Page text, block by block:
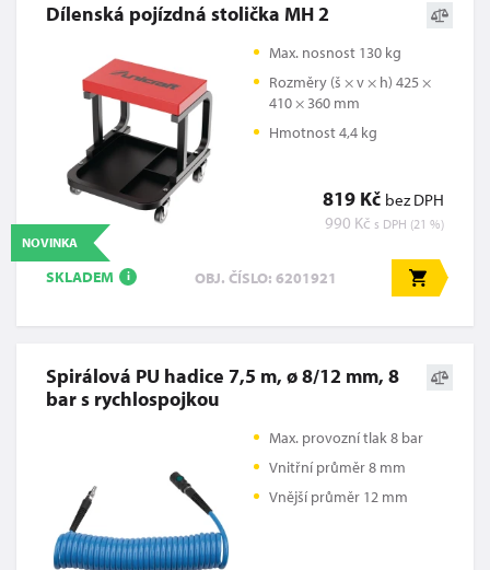
Dílenská pojízdná stolička MH 2
Max. nosnost 130 kg
Rozměry (š × v × h) 425 ×
410 × 360 mm
Hmotnost 4,4 kg
819 Kč bez DPH
990 Kč s DPH (21 %)
NOVINKA
SKLADEM i OBJ. ČÍSLO: 6201921
Spirálová PU hadice 7,5 m, ø 8/12 mm, 8
bar s rychlospojkou
Max. provozní tlak 8 bar
Vnitřní průměr 8 mm
Vnější průměr 12 mm